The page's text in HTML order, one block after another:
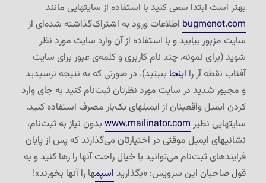
بهتر است ابتدا سعی کنید با استفاده از سایتهایی مانند
bugmenot.com اطلاعات ورود به اشتراک‌گذاشته شده‌ای از
سایت مزبور بیابید و با استفاده از آن وارد سایت مورد نظر
شوید (برای نمونه، چند نام کاربری و کلمه‌ی عبور برای سایت
آفتاب نقطه آر را اینجا ببینید). در صورتی که به نتیجه نرسیدید
و مجبور شدید در سایت مورد نظرتان ثبت‌نام کنید به جای وارد
کردن ایمیل واقعیتان از ایمیلهای یک‌بار مصرف استفاده کنید.
سایتهایی نظیر www.mailinator.com بدون نیاز به ثبت‌نام،
نشانیهای ایمیل موقتی در اختیارتان می‌گذارند که پس از پایان
فرایندهای ثبت‌نام می‌توانید با خیال راحت آنها را رها کنید و به
قول صاحبان این سرویس: «بگذارید اسپمها را آنها بخورند»!